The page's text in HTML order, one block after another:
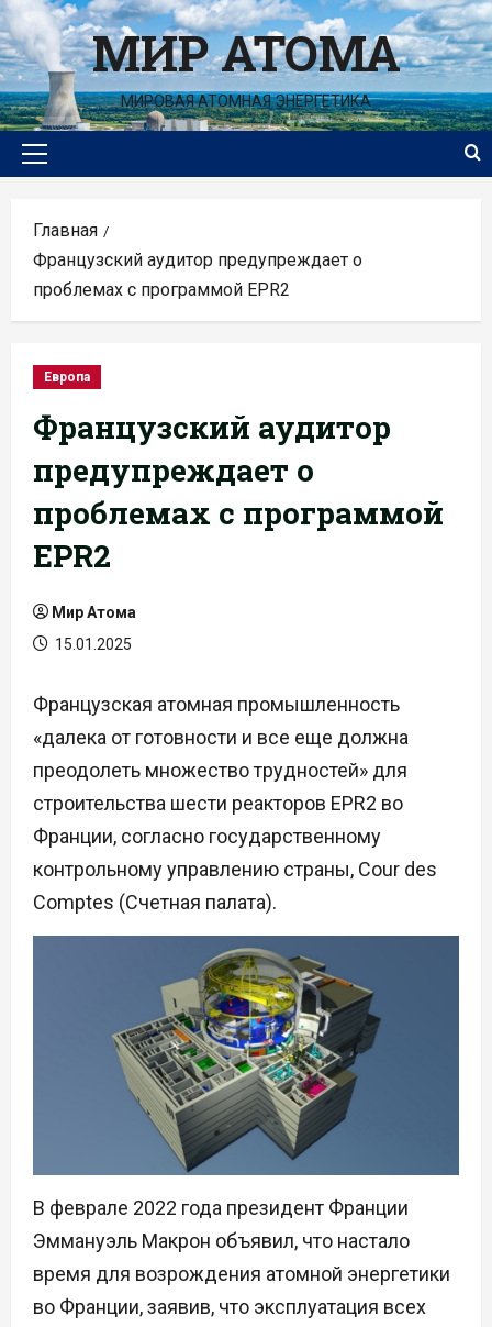
Перейти
к
содержимомуМИР АТОМА
МИРОВАЯ АТОМНАЯ ЭНЕРГЕТИКА
Основное
Главная
Французский аудитор предупреждает о
проблемах с программой EPR2
Европа
Французский аудитор
предупреждает о
проблемах с программой
EPR2
Мир Атома
15.01.2025
Французская атомная промышленность
«далека от готовности и все еще должна
преодолеть множество трудностей» для
строительства шести реакторов EPR2 во
Франции, согласно государственному
контрольному управлению страны, Cour des
Comptes (Счетная палата).
В феврале 2022 года президент Франции
Эммануэль Макрон объявил, что настало
время для возрождения атомной энергетики
во Франции, заявив, что эксплуатация всех